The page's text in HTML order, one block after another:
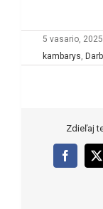
5 vasario, 2025
kambarys,
Zdieľaj
Facebook
X